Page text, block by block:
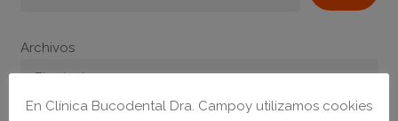
Archivos
En Clínica Bucodental Dra. Campoy utilizamos cookies